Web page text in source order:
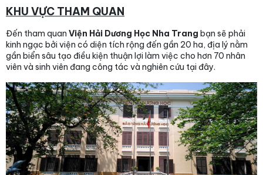
KHU VỰC THAM QUAN
Đến tham quan Viện Hải Dương Học Nha Trang bạn sẽ phải
kinh ngạc bởi viện có diện tích rộng đến gần 20 ha, địa lý nằm
gần biển sâu tạo điều kiện thuận lợi làm việc cho hơn 70 nhân
viên và sinh viên đang công tác và nghiên cứu tại đây.